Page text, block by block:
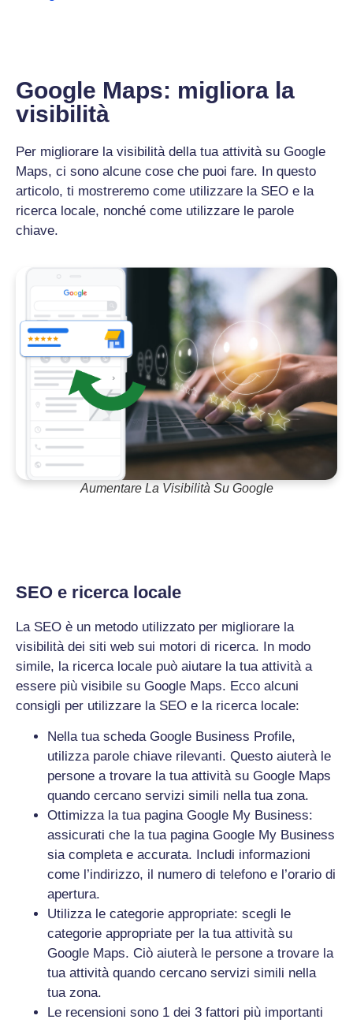
Google Maps: migliora la
visibilità
Per migliorare la visibilità della tua attività su Google
Maps, ci sono alcune cose che puoi fare. In questo
articolo, ti mostreremo come utilizzare la SEO e la
ricerca locale, nonché come utilizzare le parole
chiave.
Aumentare La Visibilità Su Google
SEO e ricerca locale
La SEO è un metodo utilizzato per migliorare la
visibilità dei siti web sui motori di ricerca. In modo
simile, la ricerca locale può aiutare la tua attività a
essere più visibile su Google Maps. Ecco alcuni
consigli per utilizzare la SEO e la ricerca locale:
Nella tua scheda Google Business Profile,
utilizza parole chiave rilevanti. Questo aiuterà le
persone a trovare la tua attività su Google Maps
quando cercano servizi simili nella tua zona.
Ottimizza la tua pagina Google My Business:
assicurati che la tua pagina Google My Business
sia completa e accurata. Includi informazioni
come l’indirizzo, il numero di telefono e l’orario di
apertura.
Utilizza le categorie appropriate: scegli le
categorie appropriate per la tua attività su
Google Maps. Ciò aiuterà le persone a trovare la
tua attività quando cercano servizi simili nella
tua zona.
Le recensioni sono 1 dei 3 fattori più importanti